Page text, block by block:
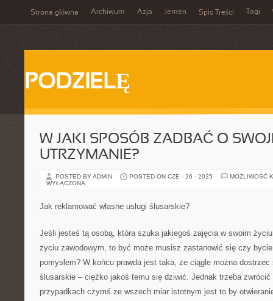
Strona główna Archiwum Azja Jemen Spis Treści Tagi
PODZIELĘ
W JAKI SPOSÓB ZADBAĆ O
UTRZYMANIE?
POSTED BY ADMIN POSTED ON CZE - 26 - 2025
MOŻLIWOŚĆ
WYŁĄCZONA
Jak reklamować własne usługi ślusarskie?
Jeśli jesteś tą osobą, która szuka jakiegoś zajęcia w swoim
życiu zawodowym, to być może musisz zastanowić się czy
pomysłem? W końcu prawda jest taka, że ciągle można dostrzec
ślusarskie – ciężko jakoś temu się dziwić. Jednak trzeba
przypadkach czymś ze wszech miar istotnym jest to by